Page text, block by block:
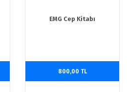
EMG Cep Kitabı
800,00 TL